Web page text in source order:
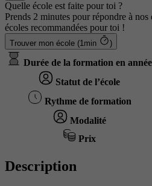
Quelle école est faite pour toi ?
Prends 2 minutes pour répondre à
écoles recommandées pour toi !
Trouver mon école (1min )
Durée de la formation en année
Statut de l’école
Rythme de formation
Modalité
Prix
Description